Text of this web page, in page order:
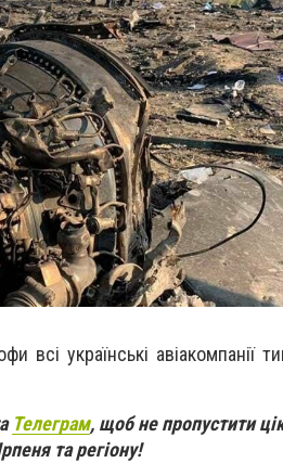
всі українські авіакомпанії
Телеграм, щоб не пропустити
та регіону!